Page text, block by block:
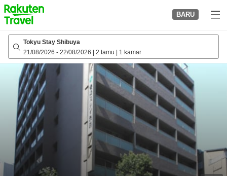
to
top
page
BARU
Tokyu Stay Shibuya
21/08/2026 - 22/08/2026 2 tamu 1 kamar